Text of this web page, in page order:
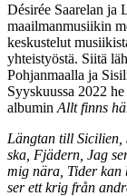
Désirée Saarelan
maailmanmusiikin
keskustelut
yhteistyöstä. Siitä
Pohjanmaalla ja
Syyskuussa 2022
albumin Allt finns
Längtan till Sicilien,
ska, Fjädern, Jag
mig nära, Tider kan
ser ett krig från